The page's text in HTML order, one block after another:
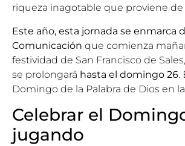
riqueza inagotable que proviene
Este año, esta jornada se
Comunicación que comienza
festividad de San Francisco de
se prolongará hasta el domingo 26.
Domingo de la Palabra de Dios en
Celebrar el
jugando